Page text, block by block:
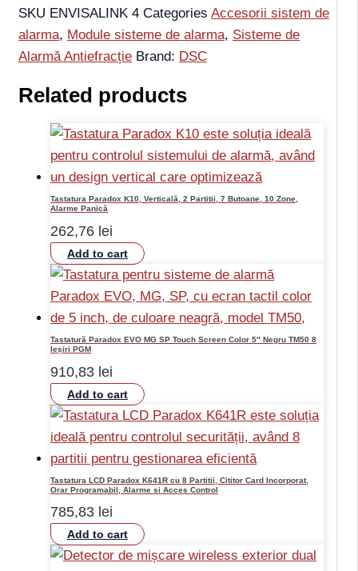
SKU ENVISALINK 4 Categories Accesorii sistem de
alarma, Module sisteme de alarma, Sisteme de
Alarmă Antiefracție Brand: DSC
Related products
Tastatura Paradox K10, Verticală, 2 Partitii, 7 Butoane, 10 Zone,
Alarme Panică
262,76 lei
Add to cart
Tastatură Paradox EVO MG SP Touch Screen Color 5″ Negru TM50 8
Ieșiri PGM
910,83 lei
Add to cart
Tastatura LCD Paradox K641R cu 8 Partitii, Cititor Card Incorporat,
Orar Programabil, Alarme si Acces Control
785,83 lei
Add to cart